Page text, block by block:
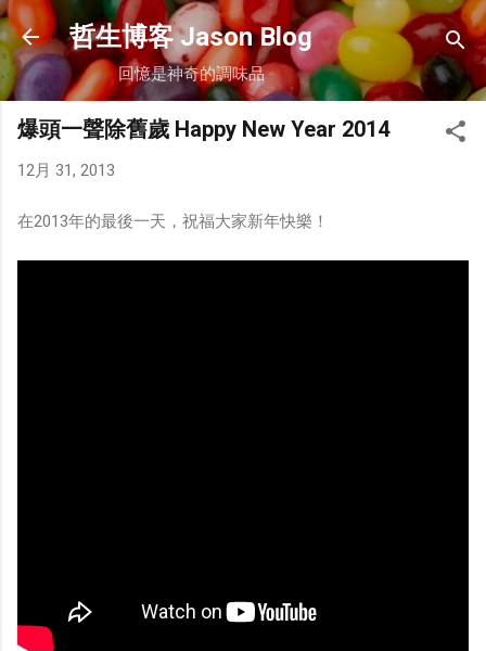
跳到主要內容
哲生博客 Jason Blog
回憶是神奇的調味品
爆頭一聲除舊歲 Happy New Year 2014
12月 31, 2013
在2013年的最後一天，祝福大家新年快樂！